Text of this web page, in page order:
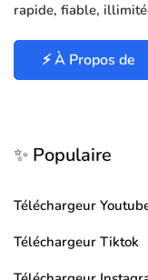
rapide, fiable,
⚡ À Propos de
✨ Populaire
Téléchargeur
Téléchargeur Tiktok